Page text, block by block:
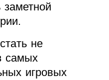
не
самых
игровых